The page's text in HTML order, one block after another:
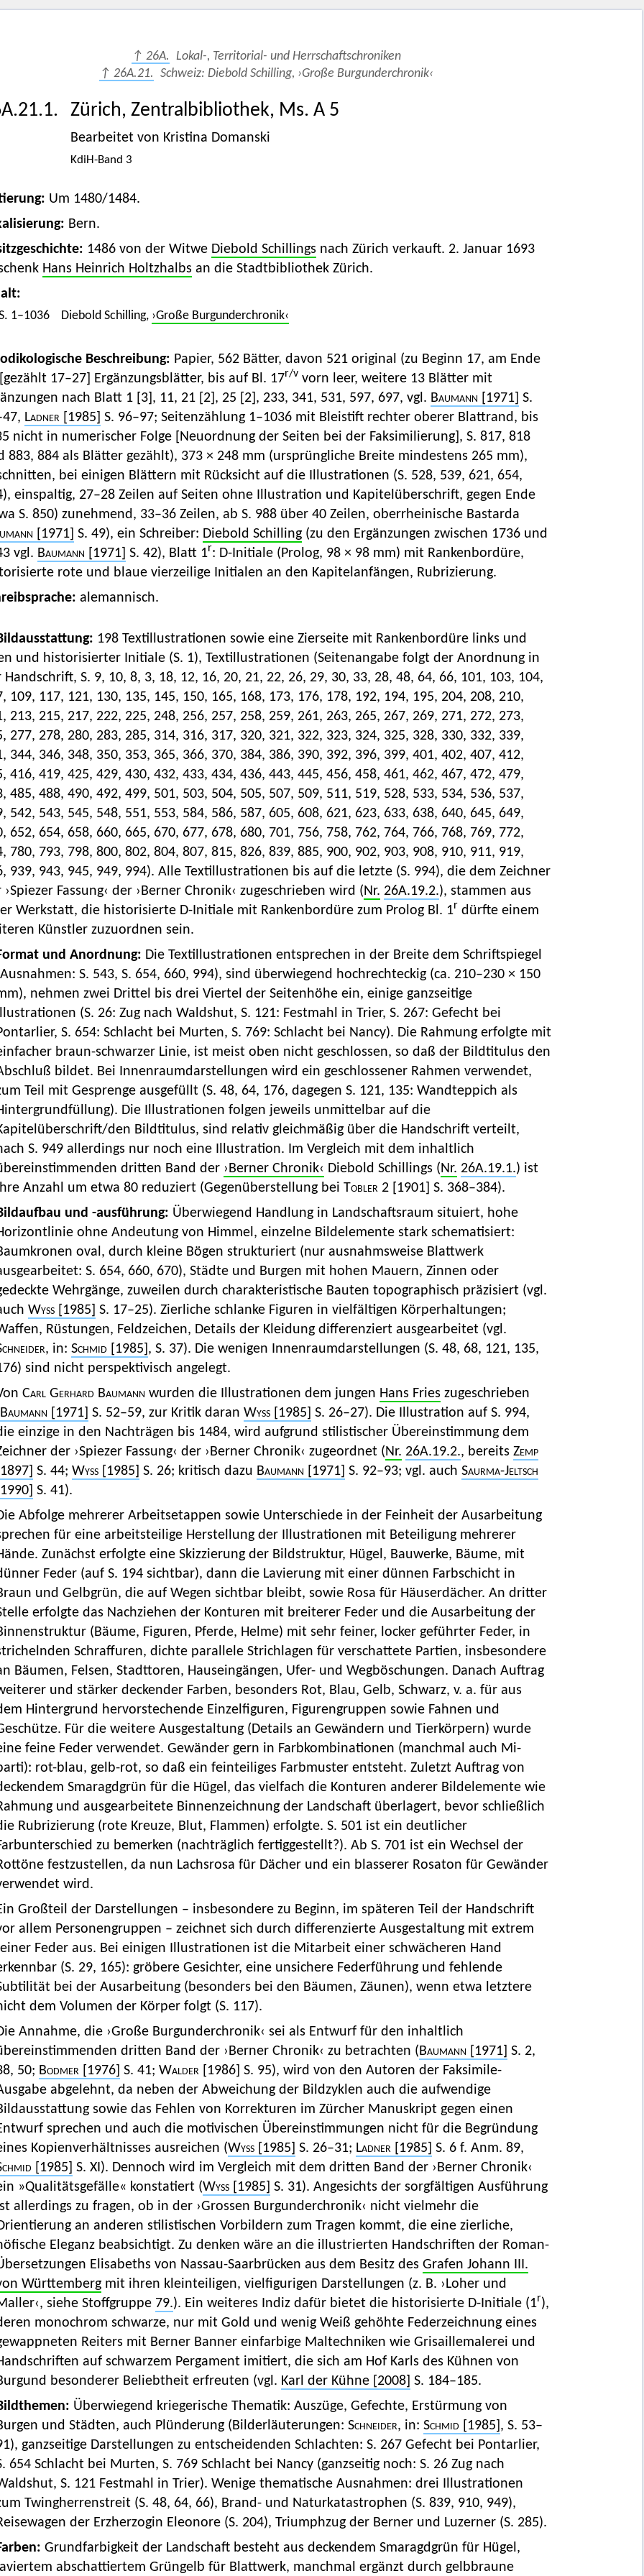
↑ 26A. Lokal-, Territorial- und Herrschaftschroniken
↑ 26A.21. Schweiz: Diebold Schilling, ›Große Burgunderchronik‹
Zürich, Zentralbibliothek, Ms. A 5
Bearbeitet von Kristina Domanski
KdiH-Band 3
Um 1480/1484.
Bern.
1486 von der Witwe Diebold Schillings nach Zürich verkauft. 2. Januar 1693
Hans Heinrich Holtzhalbs an die Stadtbibliothek Zürich.
1–1036 Diebold Schilling, ›Große Burgunderchronik‹
Beschreibung: Papier, 562 Bätter, davon 521 original (zu Beginn 17, am Ende
17–27] Ergänzungsblätter, bis auf Bl. 17r/v vorn leer, weitere 13 Blätter mit
nach Blatt 1 [3], 11, 21 [2], 25 [2], 233, 341, 531, 597, 697, vgl. Baumann [1971] S.
Ladner[1985] S. 96–97; Seitenzählung 1–1036 mit Bleistift rechter oberer Blattrand, bis
nicht in numerischer Folge [Neuordnung der Seiten bei der Faksimilierung], S. 817, 818
883, 884 als Blätter gezählt), 373 × 248 mm (ursprüngliche Breite mindestens 265 mm),
bei einigen Blättern mit Rücksicht auf die Illustrationen (S. 528, 539, 621, 654,
einspaltig, 27–28 Zeilen auf Seiten ohne Illustration und Kapitelüberschrift, gegen Ende
S. 850) zunehmend, 33–36 Zeilen, ab S. 988 über 40 Zeilen, oberrheinische Bastarda
[1971] S. 49), ein Schreiber: Diebold Schilling(zu den Ergänzungen zwischen 1736 und
vgl. Baumann [1971] S. 42), Blatt 1r: D-Initiale (Prolog, 98 × 98 mm) mit Rankenbordüre,
rote und blaue vierzeilige Initialen an den Kapitelanfängen, Rubrizierung.
alemannisch.
198 Textillustrationen sowie eine Zierseite mit Rankenbordüre links und
und historisierter Initiale (S. 1), Textillustrationen (Seitenangabe folgt der Anordnung in
Handschrift, S. 9, 10, 8, 3, 18, 12, 16, 20, 21, 22, 26, 29, 30, 33, 28, 48, 64, 66, 101, 103, 104,
109, 117, 121, 130, 135, 145, 150, 165, 168, 173, 176, 178, 192, 194, 195, 204, 208, 210,
213, 215, 217, 222, 225, 248, 256, 257, 258, 259, 261, 263, 265, 267, 269, 271, 272, 273,
277, 278, 280, 283, 285, 314, 316, 317, 320, 321, 322, 323, 324, 325, 328, 330, 332, 339,
344, 346, 348, 350, 353, 365, 366, 370, 384, 386, 390, 392, 396, 399, 401, 402, 407, 412,
416, 419, 425, 429, 430, 432, 433, 434, 436, 443, 445, 456, 458, 461, 462, 467, 472, 479,
485, 488, 490, 492, 499, 501, 503, 504, 505, 507, 509, 511, 519, 528, 533, 534, 536, 537,
542, 543, 545, 548, 551, 553, 584, 586, 587, 605, 608, 621, 623, 633, 638, 640, 645, 649,
652, 654, 658, 660, 665, 670, 677, 678, 680, 701, 756, 758, 762, 764, 766, 768, 769, 772,
780, 793, 798, 800, 802, 804, 807, 815, 826, 839, 885, 900, 902, 903, 908, 910, 911, 919,
939, 943, 945, 949, 994). Alle Textillustrationen bis auf die letzte (S. 994), die dem Zeichner
›Spiezer Fassung‹ der ›Berner Chronik‹ zugeschrieben wird (Nr. 26A.19.2.), stammen aus
Werkstatt, die historisierte D-Initiale mit Rankenbordüre zum Prolog Bl. 1r dürfte einem
Künstler zuzuordnen sein.
und Anordnung: Die Textillustrationen entsprechen in der Breite dem Schriftspiegel
S. 543, S. 654, 660, 994), sind überwiegend hochrechteckig (ca. 210–230 × 150
nehmen zwei Drittel bis drei Viertel der Seitenhöhe ein, einige ganzseitige
(S. 26: Zug nach Waldshut, S. 121: Festmahl in Trier, S. 267: Gefecht bei
S. 654: Schlacht bei Murten, S. 769: Schlacht bei Nancy). Die Rahmung erfolgte mit
braun-schwarzer Linie, ist meist oben nicht geschlossen, so daß der Bildtitulus den
bildet. Bei Innenraumdarstellungen wird ein geschlossener Rahmen verwendet,
Teil mit Gesprenge ausgefüllt (S. 48, 64, 176, dagegen S. 121, 135: Wandteppich als
Die Illustrationen folgen jeweils unmittelbar auf die
den Bildtitulus, sind relativ gleichmäßig über die Handschrift verteilt,
S. 949 allerdings nur noch eine Illustration. Im Vergleich mit dem inhaltlich
dritten Band der ›Berner Chronik‹ Diebold Schillings (Nr. 26A.19.1.) ist
Anzahl um etwa 80 reduziert (Gegenüberstellung bei Tobler 2[1901] S. 368–384).
und -ausführung: Überwiegend Handlung in Landschaftsraum situiert, hohe
ohne Andeutung von Himmel, einzelne Bildelemente stark schematisiert:
oval, durch kleine Bögen strukturiert (nur ausnahmsweise Blattwerk
S. 654, 660, 670), Städte und Burgen mit hohen Mauern, Zinnen oder
Wehrgänge, zuweilen durch charakteristische Bauten topographisch präzisiert (vgl.
Wyss[1985] S. 17–25). Zierliche schlanke Figuren in vielfältigen Körperhaltungen;
Rüstungen, Feldzeichen, Details der Kleidung differenziert ausgearbeitet (vgl.
in: Schmid[1985] , S. 37). Die wenigen Innenraumdarstellungen (S. 48, 68, 121, 135,
sind nicht perspektivisch angelegt.
Carl Gerhard Baumann wurden die Illustrationen dem jungen Hans Fries zugeschrieben
Baumann [1971] S. 52–59, zur Kritik daran Wyss[1985] S. 26–27). Die Illustration auf S. 994,
einzige in den Nachträgen bis 1484, wird aufgrund stilistischer Übereinstimmung dem
der ›Spiezer Fassung‹ der ›Berner Chronik‹ zugeordnet (Nr. 26A.19.2., bereits Zemp
S. 44; Wyss[1985] S. 26; kritisch dazu Baumann [1971] S. 92–93; vgl. auch Saurma-Jeltsch
S. 41).
Abfolge mehrerer Arbeitsetappen sowie Unterschiede in der Feinheit der Ausarbeitung
für eine arbeitsteilige Herstellung der Illustrationen mit Beteiligung mehrerer
Zunächst erfolgte eine Skizzierung der Bildstruktur, Hügel, Bauwerke, Bäume, mit
Feder (auf S. 194 sichtbar), dann die Lavierung mit einer dünnen Farbschicht in
und Gelbgrün, die auf Wegen sichtbar bleibt, sowie Rosa für Häuserdächer. An dritter
erfolgte das Nachziehen der Konturen mit breiterer Feder und die Ausarbeitung der
(Bäume, Figuren, Pferde, Helme) mit sehr feiner, locker geführter Feder, in
Schraffuren, dichte parallele Strichlagen für verschattete Partien, insbesondere
Bäumen, Felsen, Stadttoren, Hauseingängen, Ufer- und Wegböschungen. Danach Auftrag
und stärker deckender Farben, besonders Rot, Blau, Gelb, Schwarz, v. a. für aus
Hintergrund hervorstechende Einzelfiguren, Figurengruppen sowie Fahnen und
Für die weitere Ausgestaltung (Details an Gewändern und Tierkörpern) wurde
feine Feder verwendet. Gewänder gern in Farbkombinationen (manchmal auch Mi-
rot-blau, gelb-rot, so daß ein feinteiliges Farbmuster entsteht. Zuletzt Auftrag von
Smaragdgrün für die Hügel, das vielfach die Konturen anderer Bildelemente wie
und ausgearbeitete Binnenzeichnung der Landschaft überlagert, bevor schließlich
Rubrizierung (rote Kreuze, Blut, Flammen) erfolgte. S. 501 ist ein deutlicher
zu bemerken (nachträglich fertiggestellt?). Ab S. 701 ist ein Wechsel der
festzustellen, da nun Lachsrosa für Dächer und ein blasserer Rosaton für Gewänder
wird.
Großteil der Darstellungen – insbesondere zu Beginn, im späteren Teil der Handschrift
allem Personengruppen – zeichnet sich durch differenzierte Ausgestaltung mit extrem
Feder aus. Bei einigen Illustrationen ist die Mitarbeit einer schwächeren Hand
(S. 29, 165): gröbere Gesichter, eine unsichere Federführung und fehlende
bei der Ausarbeitung (besonders bei den Bäumen, Zäunen), wenn etwa letztere
dem Volumen der Körper folgt (S. 117).
Annahme, die ›Große Burgunderchronik‹ sei als Entwurf für den inhaltlich
dritten Band der ›Berner Chronik‹ zu betrachten (Baumann [1971] S. 2,
50; Bodmer[1976] S. 41; Walder [1986] S. 95), wird von den Autoren der Faksimile-
abgelehnt, da neben der Abweichung der Bildzyklen auch die aufwendige
sowie das Fehlen von Korrekturen im Zürcher Manuskript gegen einen
sprechen und auch die motivischen Übereinstimmungen nicht für die Begründung
Kopienverhältnisses ausreichen (Wyss[1985] S. 26–31; Ladner[1985] S. 6 f. Anm. 89,
[1985] S. XI). Dennoch wird im Vergleich mit dem dritten Band der ›Berner Chronik‹
»Qualitätsgefälle« konstatiert (Wyss[1985] S. 31). Angesichts der sorgfältigen Ausführung
allerdings zu fragen, ob in der ›Grossen Burgunderchronik‹ nicht vielmehr die
an anderen stilistischen Vorbildern zum Tragen kommt, die eine zierliche,
Eleganz beabsichtigt. Zu denken wäre an die illustrierten Handschriften der Roman-
Elisabeths von Nassau-Saarbrücken aus dem Besitz des Grafen Johann III.
Württembergmit ihren kleinteiligen, vielfigurigen Darstellungen (z. B. ›Loher und
siehe Stoffgruppe 79.). Ein weiteres Indiz dafür bietet die historisierte D-Initiale (1r),
monochrom schwarze, nur mit Gold und wenig Weiß gehöhte Federzeichnung eines
Reiters mit Berner Banner einfarbige Maltechniken wie Grisaillemalerei und
auf schwarzem Pergament imitiert, die sich am Hof Karls des Kühnen von
besonderer Beliebtheit erfreuten (vgl. Karl der Kühne [2008] S. 184–185.
Überwiegend kriegerische Thematik: Auszüge, Gefechte, Erstürmung von
und Städten, auch Plünderung (Bilderläuterungen: Schneider, in: Schmid[1985] , S. 53–
ganzseitige Darstellungen zu entscheidenden Schlachten: S. 267 Gefecht bei Pontarlier,
654 Schlacht bei Murten, S. 769 Schlacht bei Nancy (ganzseitig noch: S. 26 Zug nach
S. 121 Festmahl in Trier). Wenige thematische Ausnahmen: drei Illustrationen
Twingherrenstreit (S. 48, 64, 66), Brand- und Naturkatastrophen (S. 839, 910, 949),
der Erzherzogin Eleonore (S. 204), Triumphzug der Berner und Luzerner (S. 285).
Grundfarbigkeit der Landschaft besteht aus deckendem Smaragdgrün für Hügel,
abschattiertem Grüngelb für Blattwerk, manchmal ergänzt durch gelbbraune